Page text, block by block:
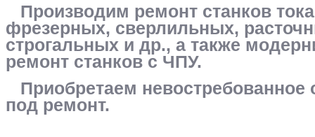
Производим ремонт станков
фрезерных, сверлильных,
строгальных и др., а также
ремонт станков с ЧПУ.
Приобретаем невостребованное
под ремонт.